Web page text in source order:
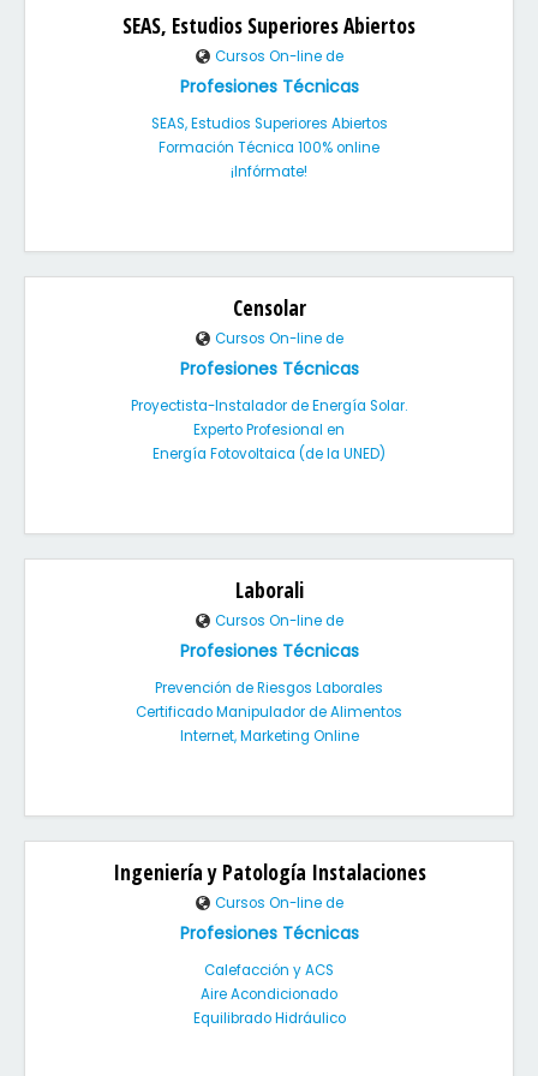
SEAS, Estudios Superiores Abiertos
Cursos On-line de
Profesiones Técnicas
SEAS, Estudios Superiores Abiertos
Formación Técnica 100% online
¡Infórmate!
Censolar
Cursos On-line de
Profesiones Técnicas
Proyectista-Instalador de Energía Solar.
Experto Profesional en
Energía Fotovoltaica (de la UNED)
Laborali
Cursos On-line de
Profesiones Técnicas
Prevención de Riesgos Laborales
Certificado Manipulador de Alimentos
Internet, Marketing Online
Ingeniería y Patología Instalaciones
Cursos On-line de
Profesiones Técnicas
Calefacción y ACS
Aire Acondicionado
Equilibrado Hidráulico